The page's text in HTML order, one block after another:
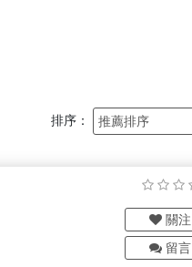
排序：
關注
留言